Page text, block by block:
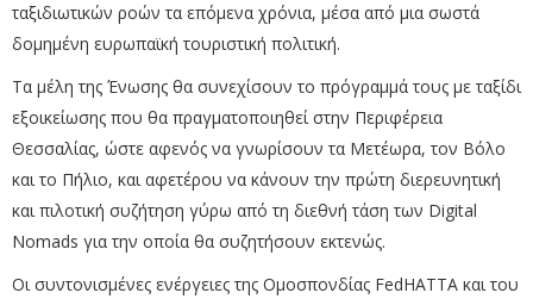
ταξιδιωτικών ροών τα επόμενα χρόνια, μέσα από μια σωστά
δομημένη ευρωπαϊκή τουριστική πολιτική.
Τα μέλη της Ένωσης θα συνεχίσουν το πρόγραμμά τους με ταξίδι
εξοικείωσης που θα πραγματοποιηθεί στην Περιφέρεια
Θεσσαλίας, ώστε αφενός να γνωρίσουν τα Μετέωρα, τον Βόλο
και το Πήλιο, και αφετέρου να κάνουν την πρώτη διερευνητική
και πιλοτική συζήτηση γύρω από τη διεθνή τάση των Digital
Nomads για την οποία θα συζητήσουν εκτενώς.
Οι συντονισμένες ενέργειες της Ομοσπονδίας FedHATTA και του